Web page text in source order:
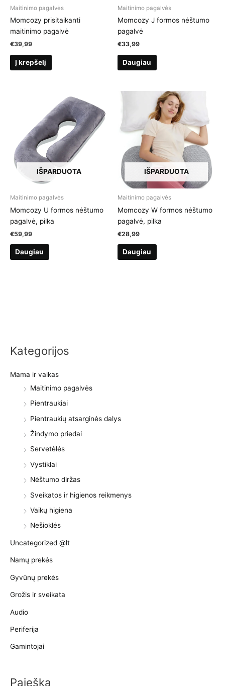
Kategorijos
Mama ir vaikas
Maitinimo pagalvės
Pientraukiai
Pientraukių atsarginės dalys
Žindymo priedai
Servetėlės
Vystiklai
Nėštumo diržas
Sveikatos ir higienos reikmenys
Vaikų higiena
Nešioklės
Uncategorized @lt
Namų prekės
Gyvūnų prekės
Grožis ir sveikata
Audio
Periferija
Gamintojai
Paieška
Maitinimo pagalvės
Momcozy prisitaikanti
maitinimo pagalvė
€39,99
Į krepšelį
Maitinimo pagalvės
Momcozy J formos nėštumo
pagalvė
€33,99
Daugiau
IŠPARDUOTA
Maitinimo pagalvės
Momcozy U formos nėštumo
pagalvė, pilka
€59,99
Daugiau
IŠPARDUOTA
Maitinimo pagalvės
Momcozy W formos nėštumo
pagalvė, pilka
€28,99
Daugiau